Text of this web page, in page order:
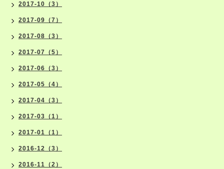
2017-10（3）
2017-09（7）
2017-08（3）
2017-07（5）
2017-06（3）
2017-05（4）
2017-04（3）
2017-03（1）
2017-01（1）
2016-12（3）
2016-11（2）